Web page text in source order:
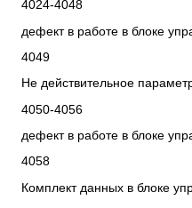
4024-4048
дефект в работе в блоке
4049
Не действительное
4050-4056
дефект в работе в блоке
4058
Комплект данных в блоке